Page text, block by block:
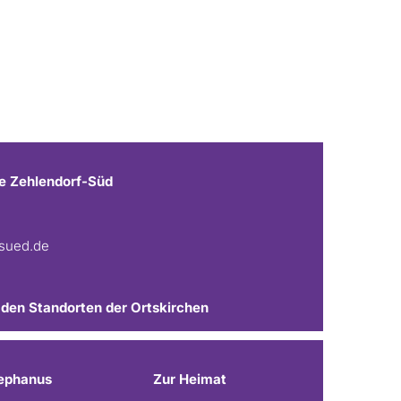
Zehlendorf-Süd
Standorten der Ortskirchen
Zur Heimat